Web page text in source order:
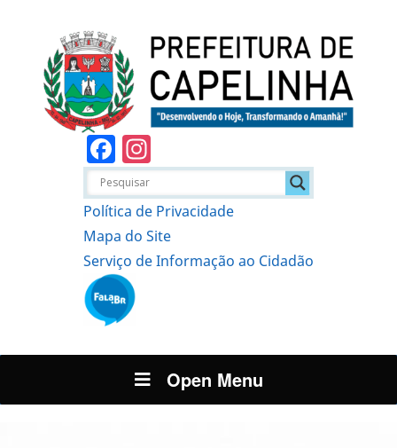
Facebook
Política de Privacidade
Mapa do Site
Serviço de Informação ao Cidadão
Open Menu